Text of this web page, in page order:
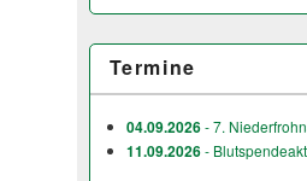
Termine
04.09.2026- 7.
11.09.2026-